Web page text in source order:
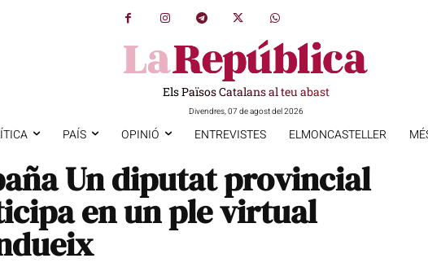
Els Països Catalans al teu abast
Divendres, 07 de agost del 2026
PAÍS OPINIÓ ENTREVISTES ELMONCASTELLER
Un diputat provincial
en un ple virtual